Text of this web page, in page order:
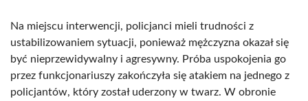
Na miejscu interwencji, policjanci mieli trudności z
ustabilizowaniem sytuacji, ponieważ mężczyzna okazał się
być nieprzewidywalny i agresywny. Próba uspokojenia go
przez funkcjonariuszy zakończyła się atakiem na jednego z
policjantów, który został uderzony w twarz. W obronie